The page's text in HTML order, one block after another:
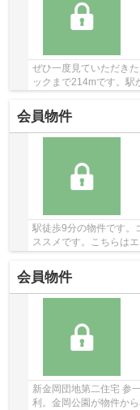
ぜひ一度見ていただき
ックまで214mです。駅
会員物件
駅徒歩9分の物件です。
ススメです。こちらは
会員物件
新金岡団地第二住宅 参
利。金岡公園が物件か